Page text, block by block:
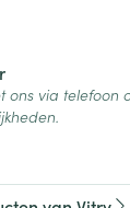
ons via telefoon